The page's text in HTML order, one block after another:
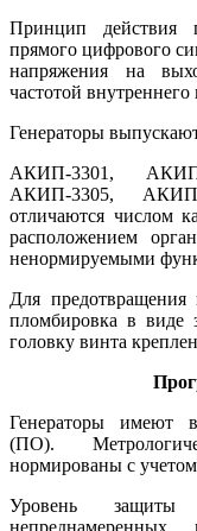
Принцип действия
прямого цифрового
напряжения на
частотой
Генераторы
АКИП-3301,
АКИП-3305, АКИП-
отличаются числом
расположением
ненормируемыми
Для предотвращения
пломбировка в виде
головку винта
Генераторы имеют
(ПО).
нормированы с
Уровень защиты